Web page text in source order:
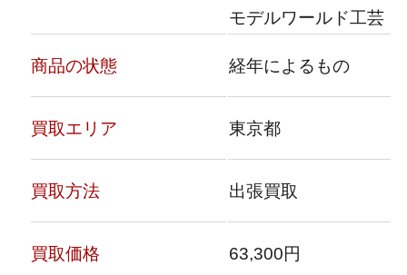
モデルワールド工芸
商品の状態 経年によるもの
買取エリア 東京都
買取方法 出張買取
買取価格 63,300円